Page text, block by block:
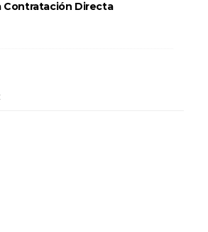
Contratación Directa